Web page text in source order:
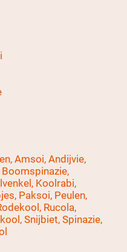
Amsoi, Andijvie,
Boomspinazie,
Koolrabi,
Paksoi, Peulen,
Rucola,
Snijbiet, Spinazie,